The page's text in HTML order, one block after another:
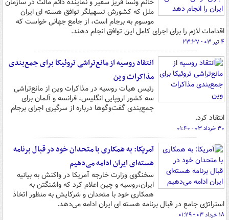
ملل که کشورش تسهیلگر توافق هسته ای ایران
موسوم به برجام است، از جامع جهانی خواست که
اقدامات لازم را برای اجرای کامل این توافق انجام دهند.
۴ تیر ۰۳ - ۲۳:۳۷
انتقاد روسیه از مانع‌تراشی تروئیکا برای جمع‌بندی
مذاکرات وین
رئیس هیات روسیه در مذاکرات وین از مانع‌تراشی
سه کشور اروپایی انگلیس، فرانسه و آلمان برای
جمع‌بندی گفت‌وگوها درباره از سرگیری اجرای برجام
انتقاد کرد.
۳۰ خرداد ۰۳ - ۰۱:۴۰
آمریکا: به همکاری با متحدان خود در قبال برنامه
هسته‌ای ایران ادامه ‌می‌دهیم
سخنگوی وزارت خارجه آمریکا در واکنش به بیانیه
ایران،روسیه و چین اعلام کرد که واشنگتن به
همکاری خود با متحدان و شرکایش به منظور اتخاذ
استراتژی جامع در قبال برنامه هسته ای ایران ادامه می‌دهد.
۱۸ خرداد ۰۳ - ۰۱:۲۹